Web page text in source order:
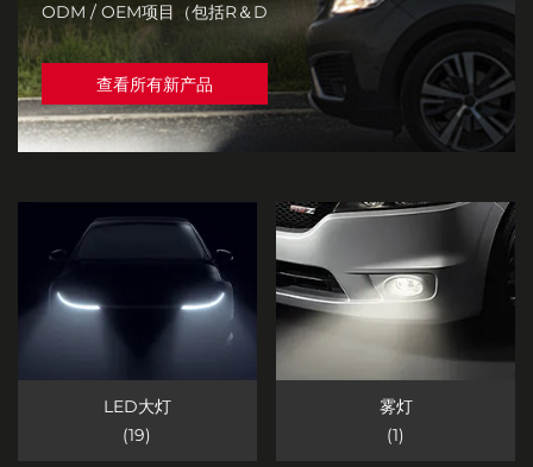
ODM / OEM项目（包括R＆D
查看所有新产品
LED大灯
(19)
雾灯
(1)